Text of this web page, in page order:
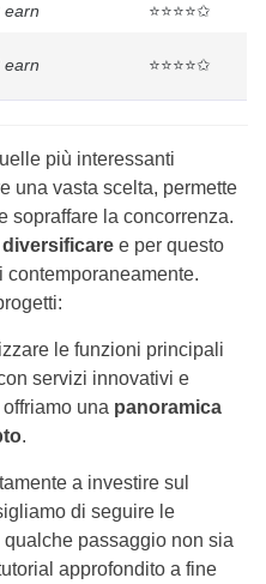
earn ⭐⭐⭐⭐✩
earn ⭐⭐⭐⭐✩
più interessanti
una vasta scelta, permette
sopraffare la concorrenza.
diversificare e per questo
contemporaneamente.
le funzioni principali
servizi innovativi e
una panoramica
.
a investire sul
di seguire le
passaggio non sia
approfondito a fine